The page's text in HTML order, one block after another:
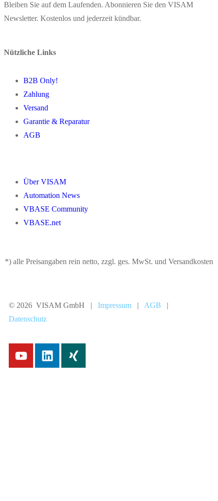
Bleiben Sie auf dem Laufenden. Abonnieren Sie den VISAM
Newsletter. Kostenlos und jederzeit kündbar.
Nützliche Links
B2B Only!
Zahlung
Versand
Garantie & Reparatur
AGB
Über VISAM
Automation News
VBASE Community
VBASE.net
*) alle Preisangaben rein netto, zzgl. ges. MwSt. und Versandkosten
© 2026 VISAM GmbH | Impressum | AGB |
Datenschutz